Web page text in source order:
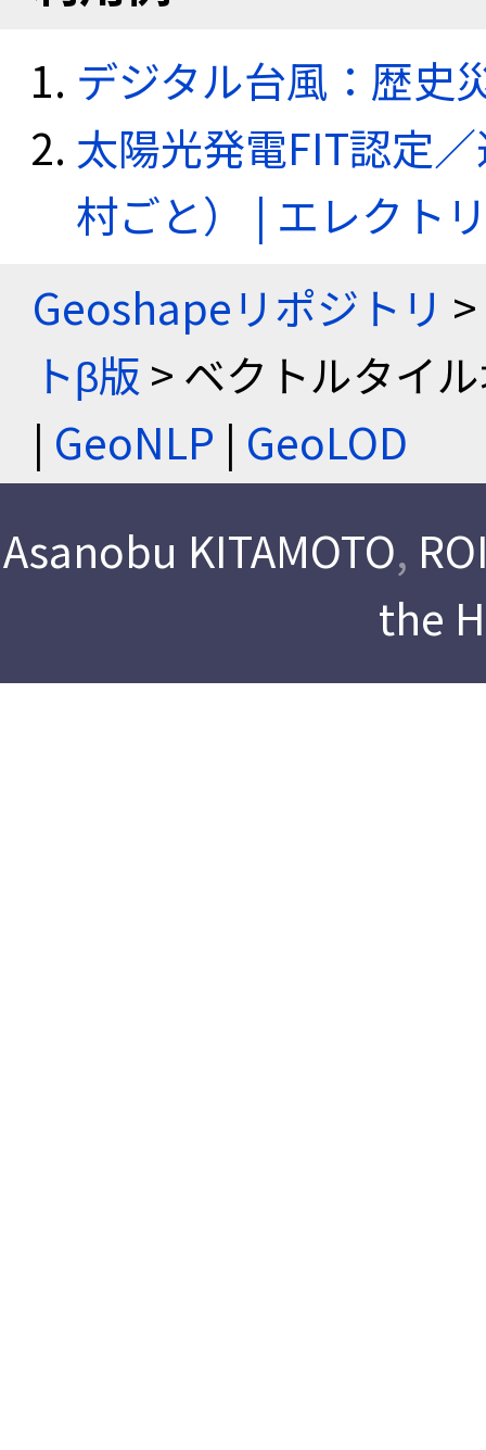
デジタル台風：歴史
太陽光発電FIT認定
村ごと） | エレクト
Geoshapeリポジトリ >
トβ版 > ベクトルタイ
| GeoNLP | GeoLOD
Asanobu KITAMOTO,
the